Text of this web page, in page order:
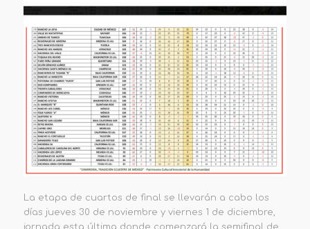
La etapa de cuartos de finalse llevarán a cabo los
días jueves 30 de noviembre y viernes 1 de diciembre,